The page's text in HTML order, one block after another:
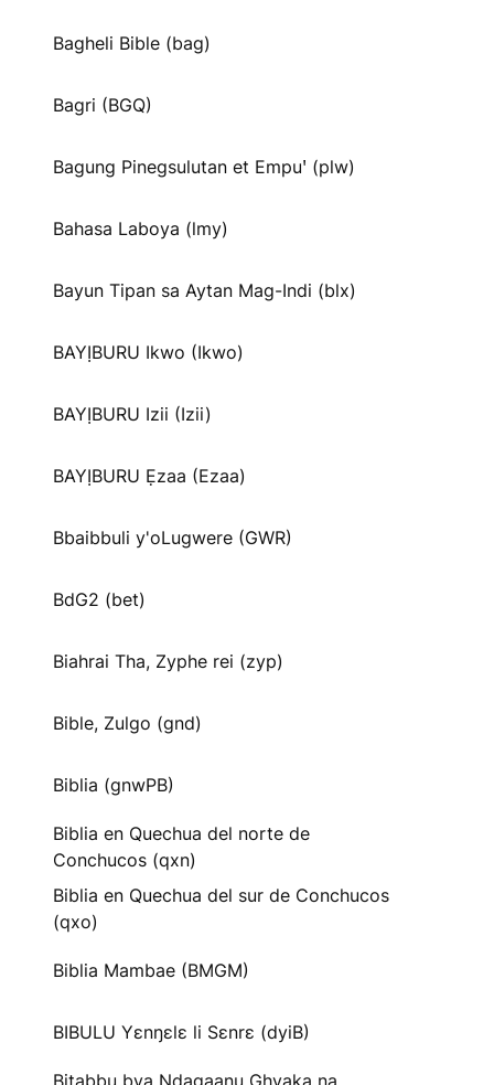
Bagheli Bible (bag)
Bagri (BGQ)
Bagung Pinegsulutan et Empuꞌ (plw)
Bahasa Laboya (lmy)
Bayun Tipan sa Aytan Mag-Indi (blx)
BAYỊBURU Ikwo (Ikwo)
BAYỊBURU Izii (Izii)
BAYỊBURU Ẹzaa (Ezaa)
Bbaibbuli y'oLugwere (GWR)
BdG2 (bet)
Biahrai Tha, Zyphe rei (zyp)
Bible, Zulgo (gnd)
Biblia (gnwPB)
Biblia en Quechua del norte de
Conchucos (qxn)
Biblia en Quechua del sur de Conchucos
(qxo)
Biblia Mambae (BMGM)
BIBULU Yɛnŋɛlɛ li Sɛnrɛ (dyiB)
Bitabbu bya Ndagaanu Ghyaka na